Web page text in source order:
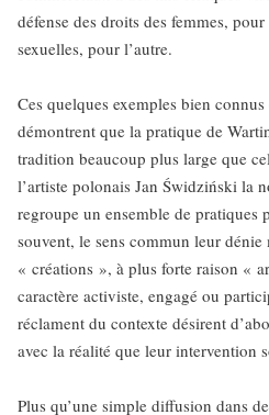
défense des droits des femmes,
sexuelles, pour l’autre.
Ces quelques exemples bien
démontrent que la pratique de
tradition beaucoup plus large que
l’artiste polonais Jan Świdziński la
regroupe un ensemble de pratiques
souvent, le sens commun leur
« créations », à plus forte raison «
caractère activiste, engagé ou
réclament du contexte désirent
avec la réalité que leur intervention
Plus qu’une simple diffusion dans